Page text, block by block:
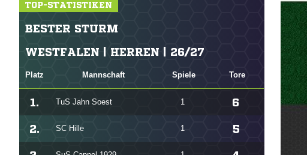
TOP-STATISTIKEN
BESTER STURM
WESTFALEN | HERREN | 26/27
Platz Mannschaft Spiele Tore
1. TuS Jahn Soest 1 6
2. SC Hille 1 5